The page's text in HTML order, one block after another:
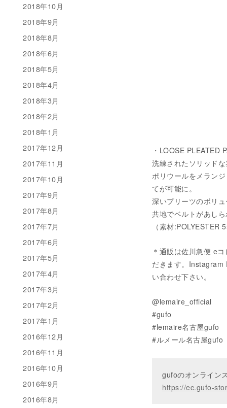
・LOOSE PLEATED
洗練されたソリッド
ポリウールをメラン
てが可能に。
深いプリーツのボリ
共地でベルトがあし
（素材:POLYESTER
＊通販は佐川急便 e
だきます。
い合わせ下さい。
@lemaire_official
#gufo
#lemaire名古屋gufo
#ルメール名古屋gufo
gufoのオンライン
https://ec.gufo-
2018年10月
2018年9月
2018年8月
2018年6月
2018年5月
2018年4月
2018年3月
2018年2月
2018年1月
2017年12月
2017年11月
2017年10月
2017年9月
2017年8月
2017年7月
2017年6月
2017年5月
2017年4月
2017年3月
2017年2月
2017年1月
2016年12月
2016年11月
2016年10月
2016年9月
2016年8月